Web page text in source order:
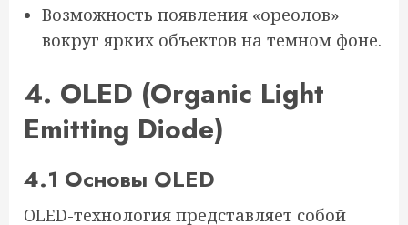
Возможность появления «ореолов»
вокруг ярких объектов на темном фоне.
4. OLED (Organic Light
Emitting Diode)
4.1 Основы OLED
OLED-технология представляет собой